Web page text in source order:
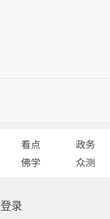
看点
政务
佛学 众测
登录